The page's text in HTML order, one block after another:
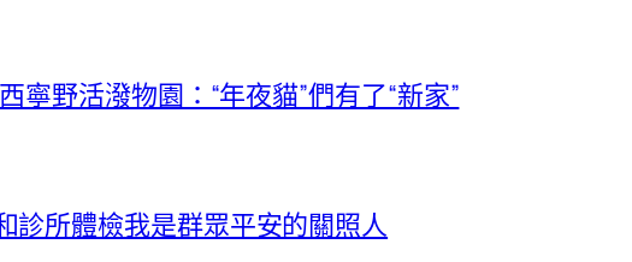
寧野活潑物園：“年夜貓”們有了“新家”
診所體檢我是群眾平安的關照人